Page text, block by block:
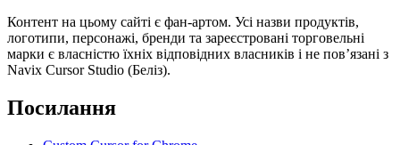
Контент на цьому сайті є фан-артом. Усі назви продуктів,
логотипи, персонажі, бренди та зареєстровані торговельні
марки є власністю їхніх відповідних власників і не пов’язані з
Navix Cursor Studio (Беліз).
Посилання